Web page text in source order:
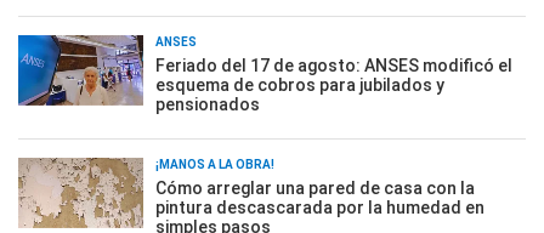
ANSES
Feriado del 17 de agosto: ANSES modificó el
esquema de cobros para jubilados y
pensionados
¡MANOS A LA OBRA!
Cómo arreglar una pared de casa con la
pintura descascarada por la humedad en
simples pasos